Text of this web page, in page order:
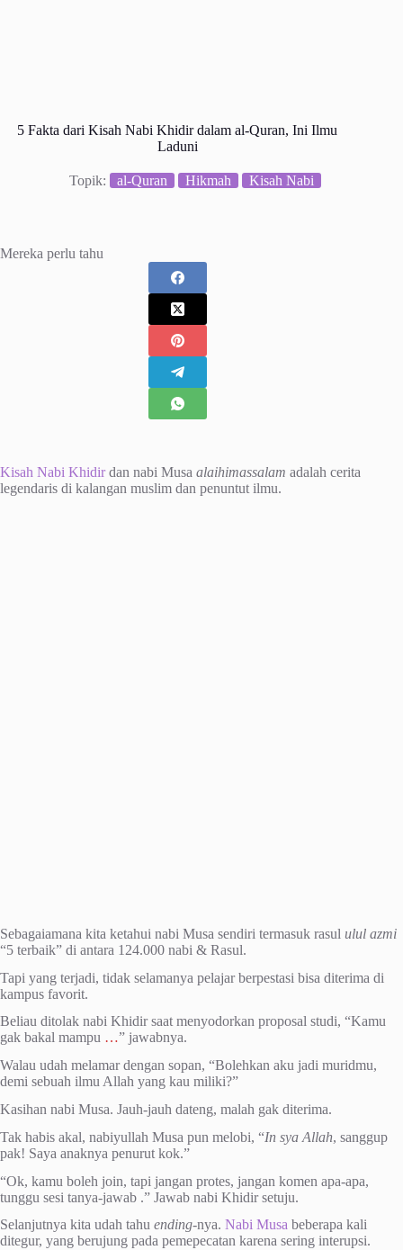
5 Fakta dari Kisah Nabi Khidir dalam al-Quran, Ini Ilmu
Laduni
Topik: al-Quran Hikmah Kisah Nabi
Mereka perlu tahu
Kisah Nabi Khidirdan nabi Musa alaihimassalam adalah cerita
legendaris di kalangan muslim dan penuntut ilmu.
Sebagaiamana kita ketahui nabi Musa sendiri termasuk rasul ulul azmi
“5 terbaik” di antara 124.000 nabi & Rasul.
Tapi yang terjadi, tidak selamanya pelajar berpestasi bisa diterima di
kampus favorit.
Beliau ditolak nabi Khidir saat menyodorkan proposal studi, “Kamu
gak bakal mampu …” jawabnya.
Walau udah melamar dengan sopan, “Bolehkan aku jadi muridmu,
demi sebuah ilmu Allah yang kau miliki?”
Kasihan nabi Musa. Jauh-jauh dateng, malah gak diterima.
Tak habis akal, nabiyullah Musa pun melobi, “In sya Allah, sanggup
pak! Saya anaknya penurut kok.”
“Ok, kamu boleh join, tapi jangan protes, jangan komen apa-apa,
tunggu sesi tanya-jawab .” Jawab nabi Khidir setuju.
Selanjutnya kita udah tahu ending-nya. Nabi Musa beberapa kali
ditegur, yang berujung pada pemepecatan karena sering interupsi.